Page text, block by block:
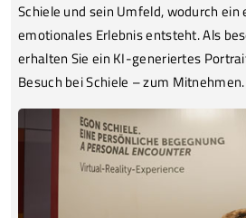
Schiele und sein Umfeld, wodurch ein
emotionales Erlebnis entsteht. Als
erhalten Sie ein KI-generiertes
Besuch bei Schiele – zum Mitnehmen.